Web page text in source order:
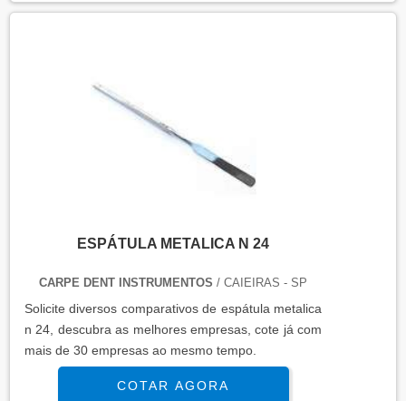
ESPÁTULA METALICA N 24
CARPE DENT INSTRUMENTOS / CAIEIRAS - SP
Solicite diversos comparativos de espátula metalica
n 24, descubra as melhores empresas, cote já com
mais de 30 empresas ao mesmo tempo.
COTAR AGORA